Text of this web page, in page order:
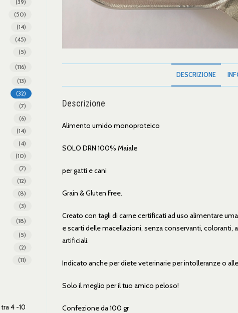
DESCRIZIONE
Descrizione
Alimento umido monoproteico
SOLO DRN 100% Maiale
per gatti e cani
Grain & Gluten Free.
Creato con tagli di carne certificati ad uso alimentare
e scarti delle macellazioni, senza conservanti, coloranti,
artificiali.
Indicato anche per diete veterinarie per intolleranze o
Solo il meglio per il tuo amico peloso!
Confezione da 100 gr
(39)
(50)
(14)
(45)
(5)
(116)
(13)
(32)
(7)
(6)
(14)
(4)
(10)
(7)
(12)
(8)
(3)
(18)
(5)
(2)
(11)
4 -10